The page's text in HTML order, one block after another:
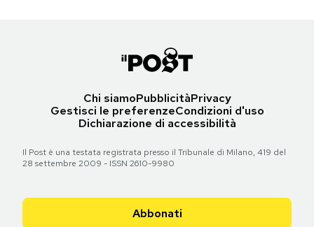
Chi siamoPubblicitàPrivacy
Gestisci le preferenzeCondizioni d'uso
Dichiarazione di accessibilità
Il Post è una testata registrata presso il Tribunale di Milano, 419 del
28 settembre 2009 - ISSN 2610-9980
Abbonati